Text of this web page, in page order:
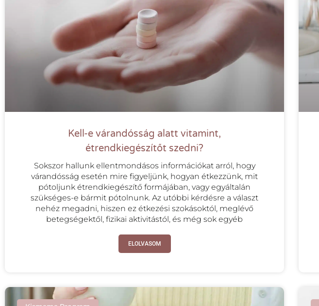
Kell-e várandósság alatt vitamint,
étrendkiegészítőt szedni?
Sokszor hallunk ellentmondásos információkat arról, hogy
várandósság esetén mire figyeljünk, hogyan étkezzünk, mit
pótoljunk étrendkiegészítő formájában, vagy egyáltalán
szükséges-e bármit pótolnunk. Az utóbbi kérdésre a választ
nehéz megadni, hiszen ez étkezési szokásoktól, meglévő
betegségektől, fizikai aktivitástól, és még sok egyéb
ELOLVASOM